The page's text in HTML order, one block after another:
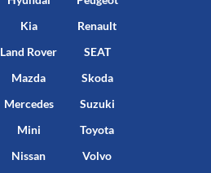
Kia
Land Rover
Mazda
Mercedes
Mini
Nissan
Renault
SEAT
Skoda
Suzuki
Toyota
Volvo